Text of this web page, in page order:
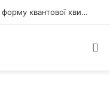
Фізики відтворили приховану 3D форму квантової хвильової функції